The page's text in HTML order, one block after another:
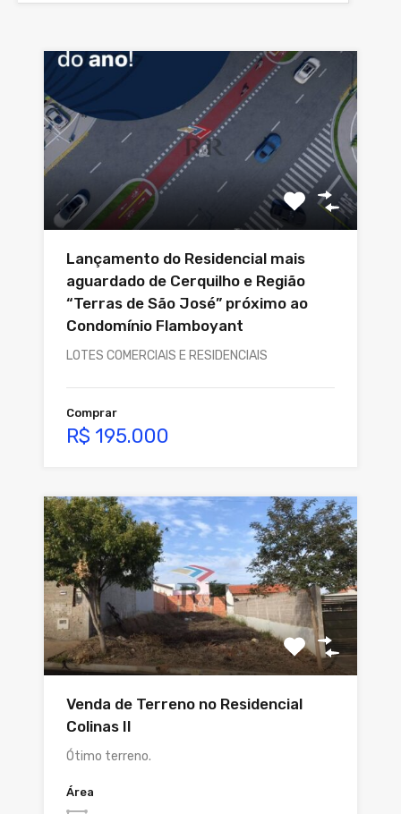
Lançamento do Residencial mais
aguardado de Cerquilho e Região
“Terras de São José” próximo ao
Condomínio Flamboyant
LOTES COMERCIAIS E RESIDENCIAIS
Comprar
R$ 195.000
Venda de Terreno no Residencial
Colinas II
Ótimo terreno.
Área